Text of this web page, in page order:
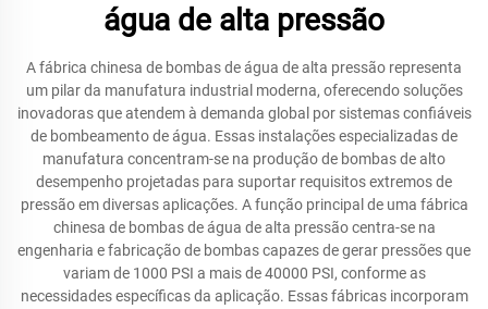
água de alta pressão
A fábrica chinesa de bombas de água de alta pressão representa
um pilar da manufatura industrial moderna, oferecendo soluções
inovadoras que atendem à demanda global por sistemas confiáveis
de bombeamento de água. Essas instalações especializadas de
manufatura concentram-se na produção de bombas de alto
desempenho projetadas para suportar requisitos extremos de
pressão em diversas aplicações. A função principal de uma fábrica
chinesa de bombas de água de alta pressão centra-se na
engenharia e fabricação de bombas capazes de gerar pressões que
variam de 1000 PSI a mais de 40000 PSI, conforme as
necessidades específicas da aplicação. Essas fábricas incorporam